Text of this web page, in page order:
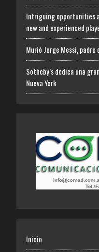
Intriguing opportunities
new and experienced
Murió Jorge Messi, padre
Sotheby’s dedica una
Nueva York
Inicio